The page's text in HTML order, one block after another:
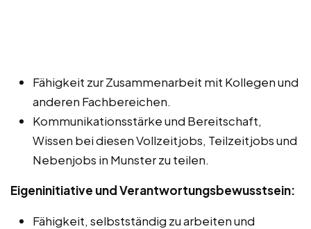
Fähigkeit zur Zusammenarbeit mit Kollegen und
anderen Fachbereichen.
Kommunikationsstärke und Bereitschaft,
Wissen bei diesen Vollzeitjobs, Teilzeitjobs und
Nebenjobs in Munster zu teilen.
Eigeninitiative und Verantwortungsbewusstsein:
Fähigkeit, selbstständig zu arbeiten und